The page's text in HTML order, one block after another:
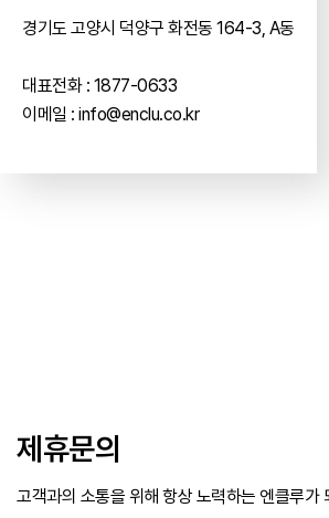
경기도 고양시 덕양구 화전동 164-3, A동
대표전화 : 1877-0633
이메일 :info@enclu.co.kr
제휴문의
고객과의 소통을 위해 항상 노력하는 엔클루가